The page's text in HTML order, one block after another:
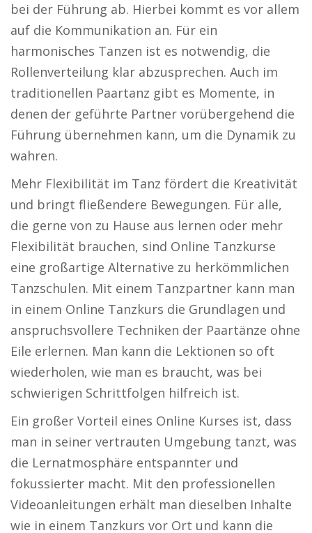
bei der Führung ab. Hierbei kommt es vor allem
auf die Kommunikation an. Für ein
harmonisches Tanzen ist es notwendig, die
Rollenverteilung klar abzusprechen. Auch im
traditionellen Paartanz gibt es Momente, in
denen der geführte Partner vorübergehend die
Führung übernehmen kann, um die Dynamik zu
wahren.
Mehr Flexibilität im Tanz fördert die Kreativität
und bringt fließendere Bewegungen. Für alle,
die gerne von zu Hause aus lernen oder mehr
Flexibilität brauchen, sind Online Tanzkurse
eine großartige Alternative zu herkömmlichen
Tanzschulen. Mit einem Tanzpartner kann man
in einem Online Tanzkurs die Grundlagen und
anspruchsvollere Techniken der Paartänze ohne
Eile erlernen. Man kann die Lektionen so oft
wiederholen, wie man es braucht, was bei
schwierigen Schrittfolgen hilfreich ist.
Ein großer Vorteil eines Online Kurses ist, dass
man in seiner vertrauten Umgebung tanzt, was
die Lernatmosphäre entspannter und
fokussierter macht. Mit den professionellen
Videoanleitungen erhält man dieselben Inhalte
wie in einem Tanzkurs vor Ort und kann die